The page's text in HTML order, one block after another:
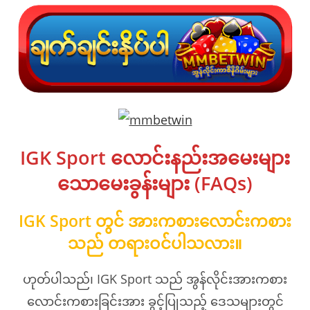
IGK Sport လောင်းနည်းအမေးများ
သောမေးခွန်းများ (FAQs)
IGK Sport တွင် အားကစားလောင်းကစား
သည် တရားဝင်ပါသလား။
ဟုတ်ပါသည်၊ IGK Sport သည် အွန်လိုင်းအားကစား
လောင်းကစားခြင်းအား ခွင့်ပြုသည့် ဒေသများတွင်